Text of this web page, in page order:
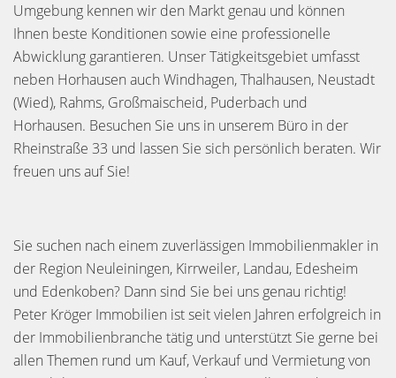
Umgebung kennen wir den Markt genau und können
Ihnen beste Konditionen sowie eine professionelle
Abwicklung garantieren. Unser Tätigkeitsgebiet umfasst
neben Horhausen auch Windhagen, Thalhausen, Neustadt
(Wied), Rahms, Großmaischeid, Puderbach und
Horhausen. Besuchen Sie uns in unserem Büro in der
Rheinstraße 33 und lassen Sie sich persönlich beraten. Wir
freuen uns auf Sie!
Sie suchen nach einem zuverlässigen Immobilienmakler in
der Region Neuleiningen, Kirrweiler, Landau, Edesheim
und Edenkoben? Dann sind Sie bei uns genau richtig!
Peter Kröger Immobilien ist seit vielen Jahren erfolgreich in
der Immobilienbranche tätig und unterstützt Sie gerne bei
allen Themen rund um Kauf, Verkauf und Vermietung von